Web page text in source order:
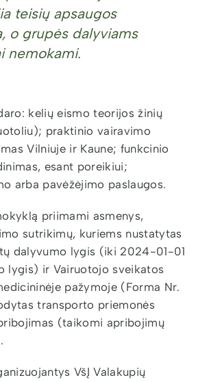
teisių apsaugos
o grupės dalyviams
nemokami.
kelių eismo teorijos žinių
praktinio vairavimo
Vilniuje ir Kaune; funkcinio
esant poreikiui;
arba pavėžėjimo paslaugos.
priimami asmenys,
sutrikimų, kuriems nustatytas
dalyvumo lygis (iki 2024-01-01
lygis) ir Vairuotojo sveikatos
pažymoje (Forma Nr.
transporto priemonės
(taikomi apribojimų
VšĮ Valakupių